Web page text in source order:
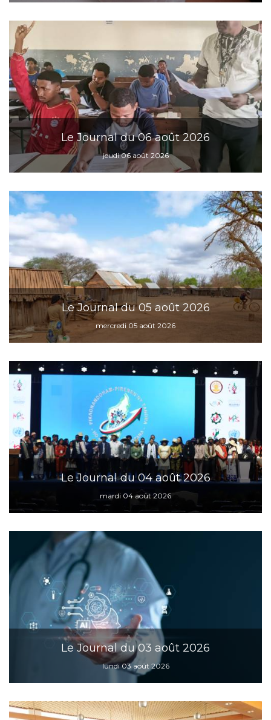
Le Journal du 06 août 2026
jeudi 06 août 2026
Le Journal du 05 août 2026
mercredi 05 août 2026
Le Journal du 04 août 2026
mardi 04 août 2026
Le Journal du 03 août 2026
lundi 03 août 2026